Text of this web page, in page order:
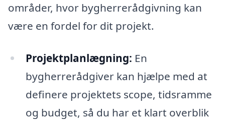
områder, hvor bygherrerådgivning kan
være en fordel for dit projekt.
Projektplanlægning: En
bygherrerådgiver kan hjælpe med at
definere projektets scope, tidsramme
og budget, så du har et klart overblik